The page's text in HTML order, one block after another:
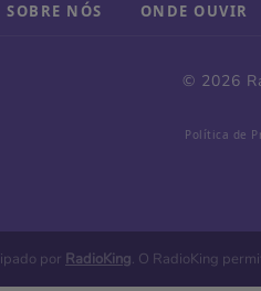
SOBRE NÓS ONDE OUVIR
© 2026
Política de
por RadioKing. O RadioKing